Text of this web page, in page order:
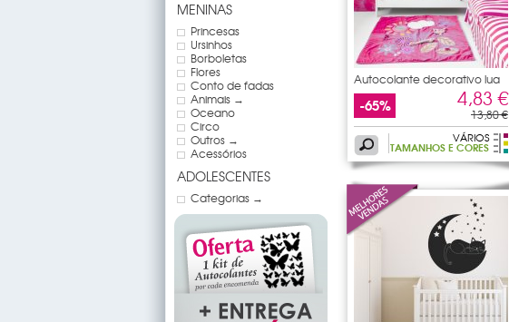
MENINAS
Princesas
Ursinhos
Borboletas
Flores
Conto de fadas
Animais →
Oceano
Circo
Outros →
Acessórios
ADOLESCENTES
Categorias →
Autocolante decorativo lua
-65% 4,83 €
13,80 €
VÁRIOS
TAMANHOS E CORES